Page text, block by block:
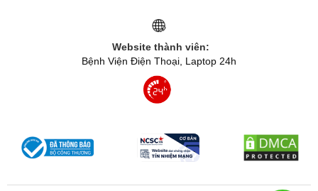
USB-A có công suất tối đa 30W, hỗ trợ các mức đầu ra 5V
= 3A, 9V = 2A, 12V = 1,5A và 20V = 1,5A.
Các mức điện áp và dòng ra giúp củ sạc đáp ứng nhiều
thiết bị tương thích theo từng chuẩn sạc nhanh được hỗ
thời gian chờ so với các củ sạc công suất thấp thông
thường. Với máy tính bảng hoặc thiết bị có pin lớn hơn,
Website thành viên:
Bệnh Viện Điện Thoại, Laptop 24h